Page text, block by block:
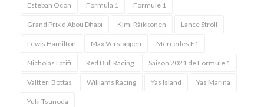
Esteban Ocon Formula 1 Formule 1
Grand Prix d'Abou Dhabi Kimi Räikkonen Lance Stroll
Lewis Hamilton Max Verstappen Mercedes F1
Nicholas Latifi Red Bull Racing Saison 2021 de Formule 1
Valtteri Bottas Williams Racing Yas Island Yas Marina
Yuki Tsunoda